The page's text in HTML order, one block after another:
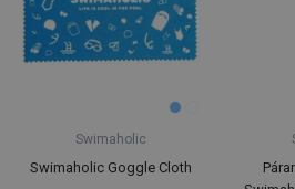
Swimaholic
Swimaholic Goggle Cloth